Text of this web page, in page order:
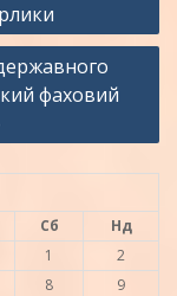
фаховий
Сб
Нд
1
2
8
9